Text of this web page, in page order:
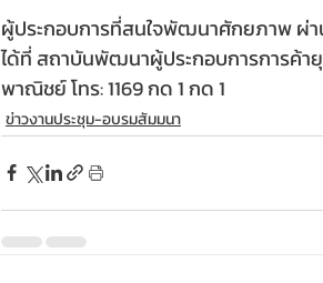
ผู้ประกอบการที่สนใจพัฒนาศักยภาพ ผ่
ได้ที่ สถาบันพัฒนาผู้ประกอบการการค้ายุ
พาณิชย์ โทร: 1169 กด 1 กด 1
ข่าวงานประชุม-อบรมสัมมนา